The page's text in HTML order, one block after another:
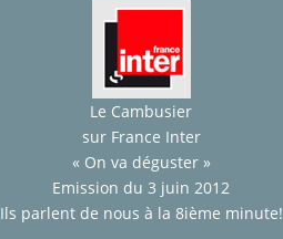
Le Cambusier
sur France Inter
« On va déguster »
Emission du 3 juin 2012
Ils parlent de nous à la 8ième minute!